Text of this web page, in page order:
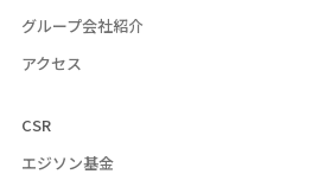
グループ会社紹介
アクセス
CSR
エジソン基金